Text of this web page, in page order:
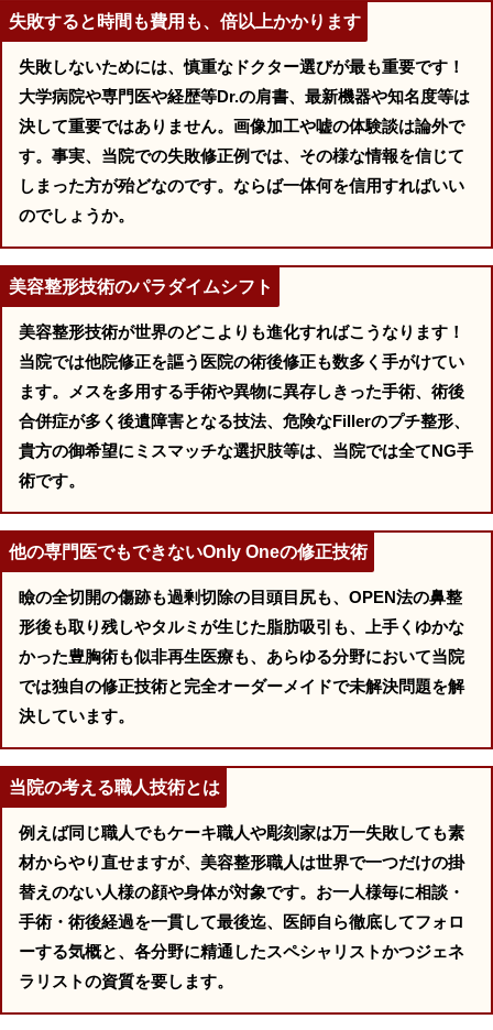
失敗すると時間も費用も、倍以上かかります
失敗しないためには、慎重なドクター選びが最も重要です！
大学病院や専門医や経歴等Dr.の肩書、最新機器や知名度等は
決して重要ではありません。画像加工や嘘の体験談は論外で
す。事実、当院での失敗修正例では、その様な情報を信じて
しまった方が殆どなのです。ならば一体何を信用すればいい
のでしょうか。
美容整形技術のパラダイムシフト
美容整形技術が世界のどこよりも進化すればこうなります！
当院では他院修正を謳う医院の術後修正も数多く手がけてい
ます。メスを多用する手術や異物に異存しきった手術、術後
合併症が多く後遺障害となる技法、危険なFillerのプチ整形、
貴方の御希望にミスマッチな選択肢等は、当院では全てNG手
術です。
他の専門医でもできないOnly Oneの修正技術
瞼の全切開の傷跡も過剰切除の目頭目尻も、OPEN法の鼻整
形後も取り残しやタルミが生じた脂肪吸引も、上手くゆかな
かった豊胸術も似非再生医療も、あらゆる分野において当院
では独自の修正技術と完全オーダーメイドで未解決問題を解
決しています。
当院の考える職人技術とは
例えば同じ職人でもケーキ職人や彫刻家は万一失敗しても素
材からやり直せますが、美容整形職人は世界で一つだけの掛
替えのない人様の顔や身体が対象です。お一人様毎に相談・
手術・術後経過を一貫して最後迄、医師自ら徹底してフォロ
ーする気概と、各分野に精通したスペシャリストかつジェネ
ラリストの資質を要します。